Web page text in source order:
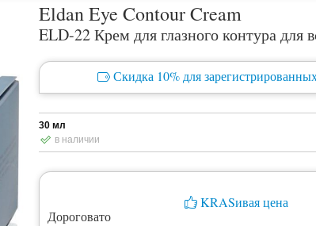
Eldan Eye Contour Cream
ELD-22 Крем для глазного контура для
Скидка 10% для
30 мл
в наличии
KRASивая цена
Дороговато